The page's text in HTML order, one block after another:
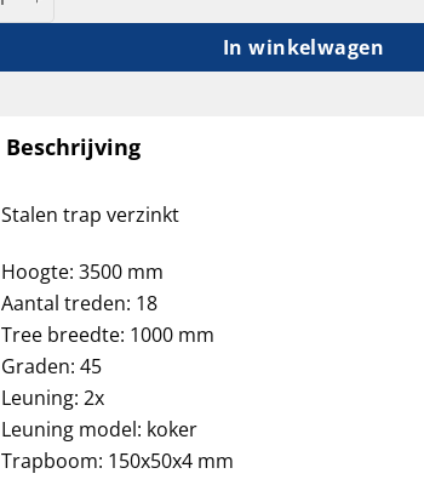
In winkelwagen
Beschrijving
Stalen trap verzinkt
Hoogte: 3500 mm
Aantal treden: 18
Tree breedte: 1000 mm
Graden: 45
Leuning: 2x
Leuning model: koker
Trapboom: 150x50x4 mm